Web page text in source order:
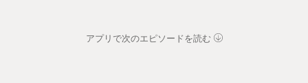
アプリで次のエピソードを読む